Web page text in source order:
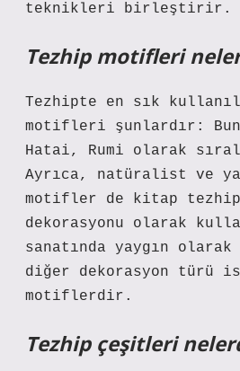
teknikleri birleştirir.
Tezhip motifleri
Tezhipte en sık
motifleri şunlardır:
Hatai, Rumi olarak
Ayrıca, natüralist ve
motifler de kitap
dekorasyonu olarak
sanatında yaygın
diğer dekorasyon türü
motiflerdir.
Tezhip çeşitleri